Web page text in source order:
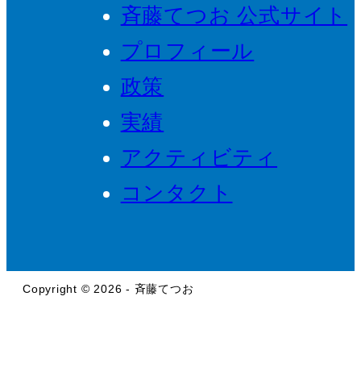
斉藤てつお 公式サイト
プロフィール
政策
実績
アクティビティ
コンタクト
Copyright © 2026 - 斉藤てつお